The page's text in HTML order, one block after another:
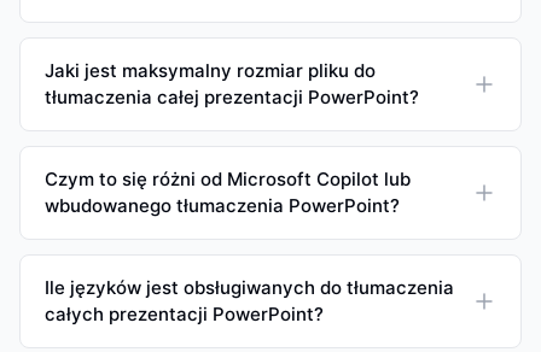
Jaki jest maksymalny rozmiar pliku do
tłumaczenia całej prezentacji PowerPoint?
Czym to się różni od Microsoft Copilot lub
wbudowanego tłumaczenia PowerPoint?
Ile języków jest obsługiwanych do tłumaczenia
całych prezentacji PowerPoint?